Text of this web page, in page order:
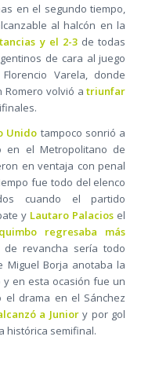
en el segundo tiempo,
al halcón en la
y el 2-3 de todas
de cara al juego
Varela, donde
Romero volvió atriunfar
Unido tampoco sonrió a
en el Metropolitano de
en ventaja con penal
fue todo del elenco
cuando el partido
y Lautaro Palacios el
regresaba más
revancha sería todo
Miguel Borja anotaba la
en esta ocasión fue un
el drama en el Sánchez
a Juniory por gol
histórica semifinal.